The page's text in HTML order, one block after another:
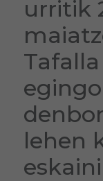
urritik
lehen